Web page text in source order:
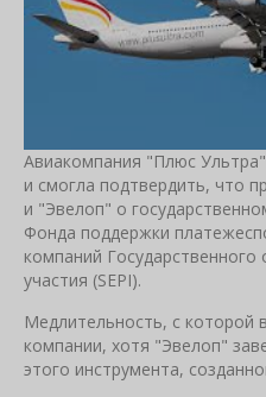
Авиакомпания "Плюс
и смогла подтвердить, что
и "Эвелоп" о
Фонда поддержки
компаний
участия (SEPI).
Медлительность, с которой
компании, хотя "Эвелоп"
этого инструмента,